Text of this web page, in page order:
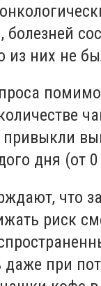
болезней
из них не
привыкли
дня (от
что
риск
даже при